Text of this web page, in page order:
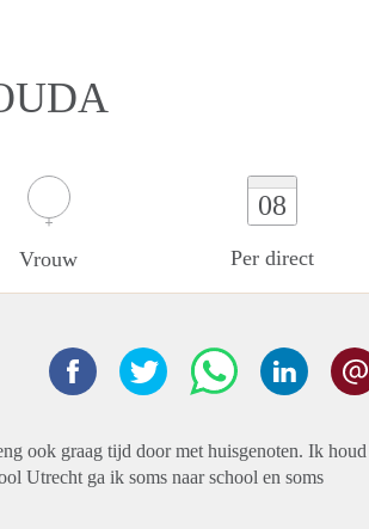
Vrouw
08
Per direct
ook graag tijd door met huisgenoten. Ik houd
Utrecht ga ik soms naar school en soms